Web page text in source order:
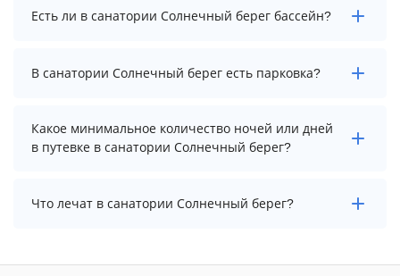
Заезд возможен после 13:00, а выезд необходимо
осуществить до 12:00.
Есть ли в санатории Солнечный берег бассейн?
В санатории Солнечный берег есть крытый бассейн.
В санатории Солнечный берег есть парковка?
В санатории Солнечный берег есть парковка,
уточните информацию перед бронированием у
Какое минимальное количество ночей или дней
в путевке в санатории Солнечный берег?
Минимальный срок путевки зависит от выбранного
тарифа. Для тарифа с лечением рекомендуем
Что лечат в санатории Солнечный берег?